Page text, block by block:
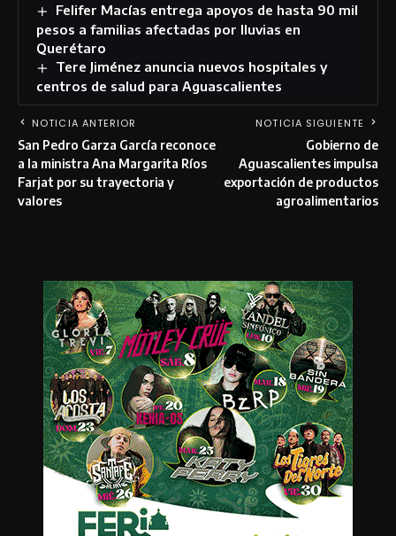
Felifer Macías entrega apoyos de hasta 90 mil
pesos a familias afectadas por lluvias en
Querétaro
Tere Jiménez anuncia nuevos hospitales y
centros de salud para Aguascalientes
NOTICIA ANTERIOR
San Pedro Garza García reconoce
a la ministra Ana Margarita Ríos
Farjat por su trayectoria y
valores
NOTICIA SIGUIENTE
Gobierno de
Aguascalientes impulsa
exportación de productos
agroalimentarios